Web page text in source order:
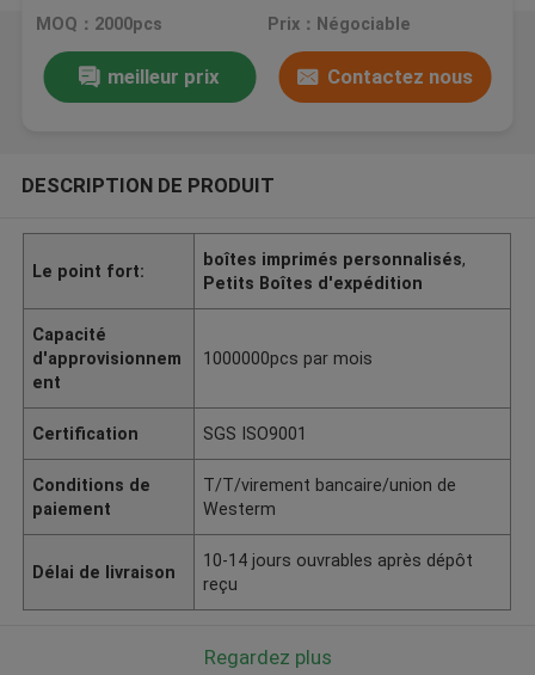
boîtes imprimant la boîte injectable de fiole
MOQ：2000pcs Prix：Négociable
meilleur prix Contactez nous
DESCRIPTION DE PRODUIT
Le point fort:
boîtes imprimés personnalisés,
Petits Boîtes d'expédition
Capacité
d'approvisionnem
ent
1000000pcs par mois
Certification SGS ISO9001
Conditions de
paiement
T/T/virement bancaire/union de
Westerm
Délai de livraison
10-14 jours ouvrables après dépôt
reçu
Regardez plus